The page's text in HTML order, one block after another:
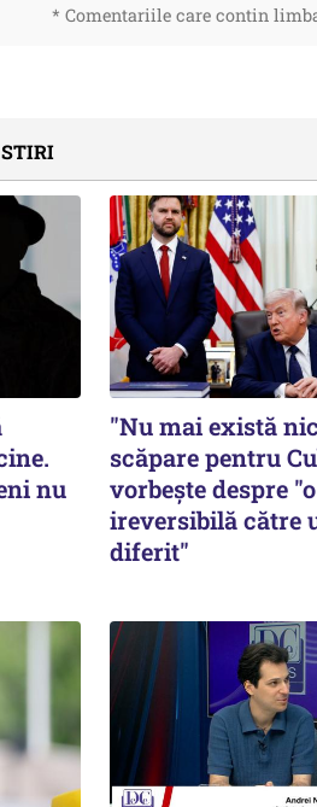
* Comentariile care contin
nu
"Nu mai există
scăpare pentru
vorbește despre
ireversibilă către
diferit"